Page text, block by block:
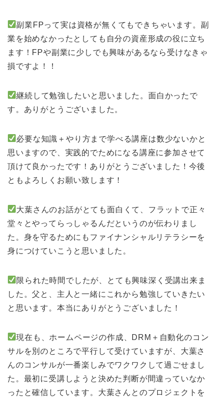
副業FPって実は資格が無くてもできちゃいます。副
業を始めなかったとしても自分の資産形成の役に立ち
ます！FPや副業に少しでも興味があるなら受けなきゃ
損ですよ！！
継続して勉強したいと思いました。面白かったで
す。ありがとうございました。
必要な知識＋やり方まで学べる講座は数少ないかと
思いますので、実践的でためになる講座に参加させて
頂けて良かったです！ありがとうございました！今後
ともよろしくお願い致します！
大葉さんのお話がとても面白くて、フラットで正々
堂々とやってらっしゃるんだというのが伝わりまし
た。身を守るためにもファイナンシャルリテラシーを
身につけていこうと思いました。
限られた時間でしたが、とても興味深く受講出来ま
した。父と、主人と一緒にこれから勉強していきたい
と思います。本当にありがとうございました！
現在も、ホームページの作成、DRM＋自動化のコン
サルを別のところで平行して受けていますが、大葉さ
んのコンサルが一番楽しみでワクワクして過ごせまし
た。最初に受講しようと決めた判断が間違っていなか
ったと確信しています。大葉さんとのプロジェクトを